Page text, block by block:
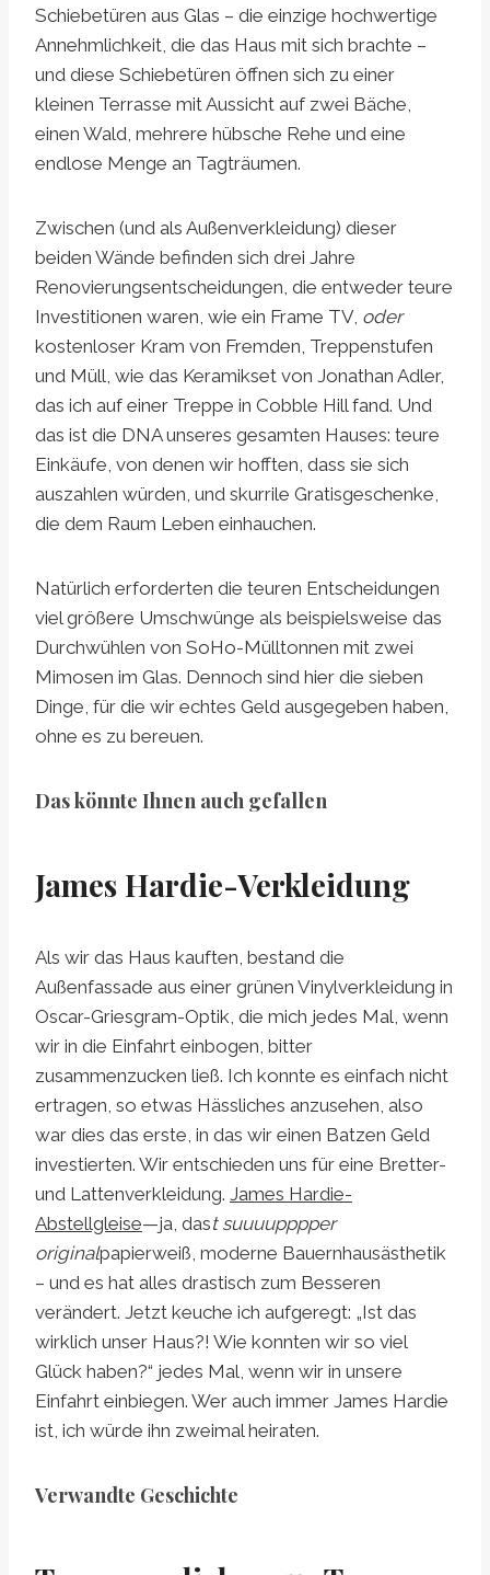
Schiebetüren aus Glas – die einzige hochwertige
Annehmlichkeit, die das Haus mit sich brachte –
und diese Schiebetüren öffnen sich zu einer
kleinen Terrasse mit Aussicht auf zwei Bäche,
einen Wald, mehrere hübsche Rehe und eine
endlose Menge an Tagträumen.
Zwischen (und als Außenverkleidung) dieser
beiden Wände befinden sich drei Jahre
Renovierungsentscheidungen, die entweder teure
Investitionen waren, wie ein Frame TV, oder
kostenloser Kram von Fremden, Treppenstufen
und Müll, wie das Keramikset von Jonathan Adler,
das ich auf einer Treppe in Cobble Hill fand. Und
das ist die DNA unseres gesamten Hauses: teure
Einkäufe, von denen wir hofften, dass sie sich
auszahlen würden, und skurrile Gratisgeschenke,
die dem Raum Leben einhauchen.
Natürlich erforderten die teuren Entscheidungen
viel größere Umschwünge als beispielsweise das
Durchwühlen von SoHo-Mülltonnen mit zwei
Mimosen im Glas. Dennoch sind hier die sieben
Dinge, für die wir echtes Geld ausgegeben haben,
ohne es zu bereuen.
Das könnte Ihnen auch gefallen
James Hardie-Verkleidung
Als wir das Haus kauften, bestand die
Außenfassade aus einer grünen Vinylverkleidung in
Oscar-Griesgram-Optik, die mich jedes Mal, wenn
wir in die Einfahrt einbogen, bitter
zusammenzucken ließ. Ich konnte es einfach nicht
ertragen, so etwas Hässliches anzusehen, also
war dies das erste, in das wir einen Batzen Geld
investierten. Wir entschieden uns für eine Bretter-
und Lattenverkleidung. James Hardie-
Abstellgleise—ja, dast suuuupppper
originalpapierweiß, moderne Bauernhausästhetik
– und es hat alles drastisch zum Besseren
verändert. Jetzt keuche ich aufgeregt: „Ist das
wirklich unser Haus?! Wie konnten wir so viel
Glück haben?“ jedes Mal, wenn wir in unsere
Einfahrt einbiegen. Wer auch immer James Hardie
ist, ich würde ihn zweimal heiraten.
Verwandte Geschichte